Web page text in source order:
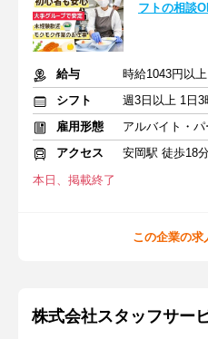
フトの相談
給与
時給1043円以上
シフト
週3日以上 1日3
雇用形態
アルバイト・パ
アクセス
安岡駅 徒歩18
本日、掲載終了
この企業の求
株式会社スタッフサー